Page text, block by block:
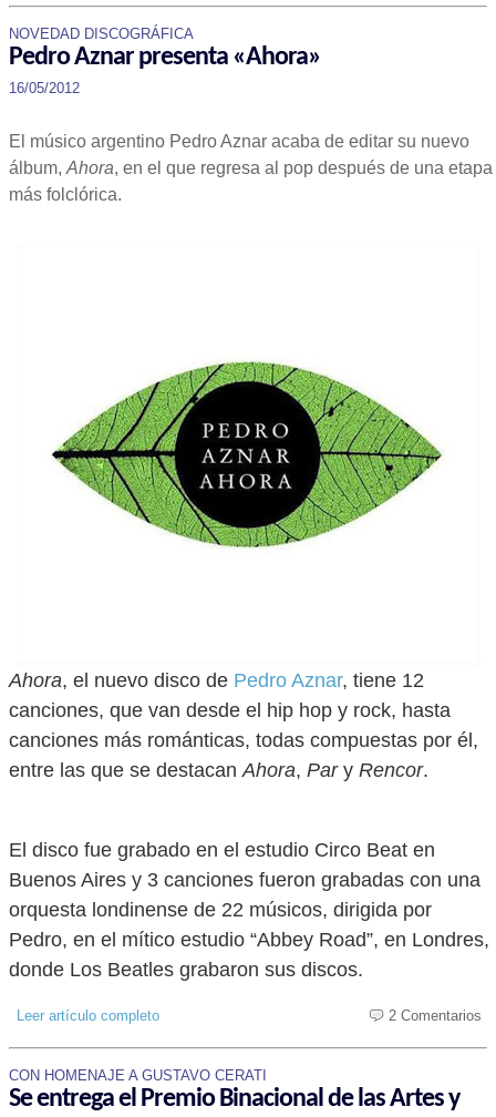
NOVEDAD DISCOGRÁFICA
Pedro Aznar presenta «Ahora»
16/05/2012
El músico argentino Pedro Aznar acaba de editar su nuevo
álbum, Ahora, en el que regresa al pop después de una etapa
más folclórica.
Ahora, el nuevo disco de Pedro Aznar, tiene 12
canciones, que van desde el hip hop y rock, hasta
canciones más románticas, todas compuestas por él,
entre las que se destacanAhora, Pary Rencor.
El disco fue grabado en el estudio Circo Beat en
Buenos Aires y 3 canciones fueron grabadas con una
orquesta londinense de 22 músicos, dirigida por
Pedro, en el mítico estudio “Abbey Road”, en Londres,
donde Los Beatles grabaron sus discos.
Leer artículo completo 2 Comentarios
CON HOMENAJE A GUSTAVO CERATI
Se entrega el Premio Binacional de las Artes y